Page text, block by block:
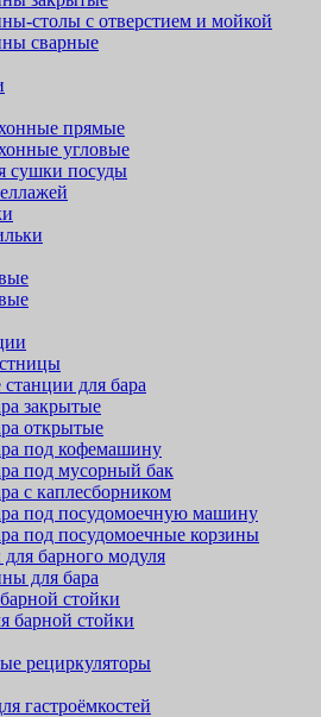
столы с отверстием и мойкой
сварные
прямые
угловые
сушки посуды
для бара
закрытые
открытые
под кофемашину
под мусорный бак
с каплесборником
под посудомоечную машину
под посудомоечные корзины
барного модуля
для бара
стойки
барной стойки
рециркуляторы
гастроёмкостей